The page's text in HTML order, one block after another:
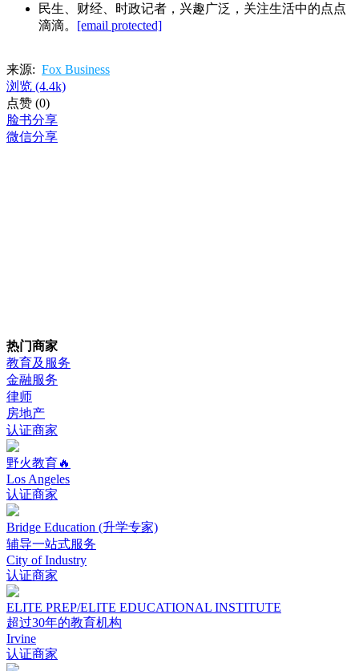
民生、财经、时政记者，兴趣广泛，关注生活中的点点
滴滴。 [email protected]
来源: Fox Business
浏览 (4.4k)
点赞 (0)
脸书分享
微信分享
热门商家
教育及服务
金融服务
律师
房地产
认证商家
野火教育🔥
Los Angeles
认证商家
Bridge Education (升学专家)
辅导一站式服务
City of Industry
认证商家
ELITE PREP/ELITE EDUCATIONAL INSTITUTE
超过30年的教育机构
Irvine
认证商家